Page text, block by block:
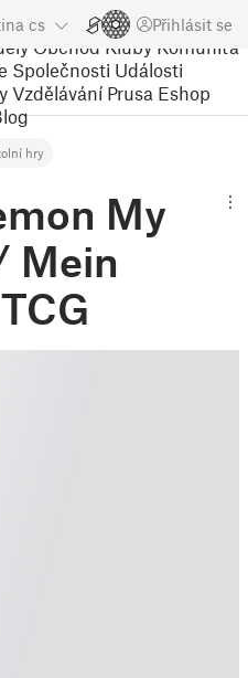
cs Přihlásit se
Obchod Kluby Komunita
Společnosti Události
Vzdělávání Prusa Eshop
hry
My
Mein